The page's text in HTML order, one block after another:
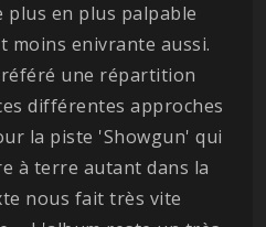
plus en plus palpable
moins enivrante aussi.
une répartition
différentes approches
la piste 'Showgun' qui
à terre autant dans la
nous fait très vite